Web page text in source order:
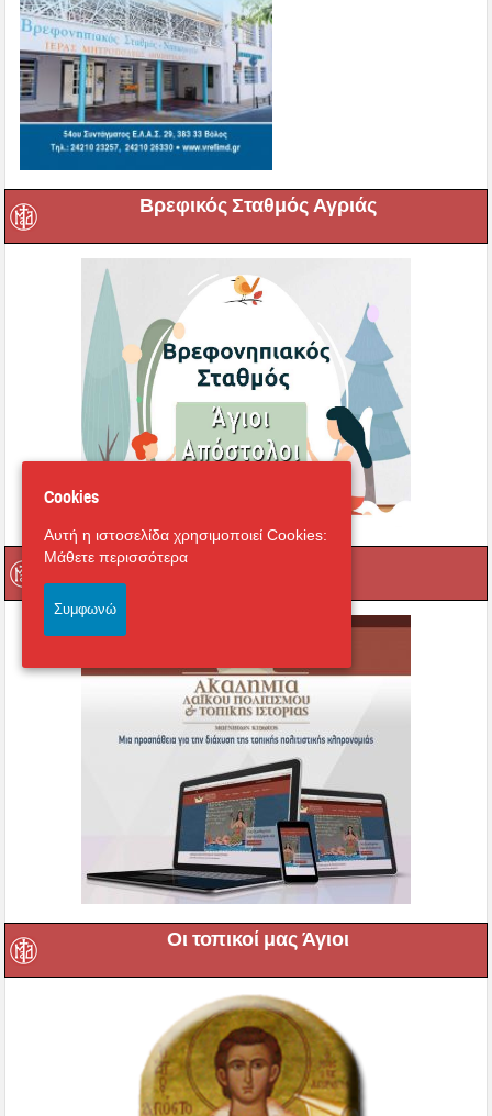
Βρεφικός Σταθμός Αγριάς
Οι τοπικοί μας Άγιοι
Cookies
Αυτή η ιστοσελίδα χρησιμοποιεί Cookies:
Μάθετε περισσότερα
Συμφωνώ